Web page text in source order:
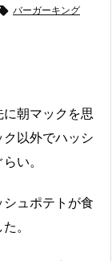
バーガーキング
朝マックを思
以外でハッシ
い。
ュポテトが食
。